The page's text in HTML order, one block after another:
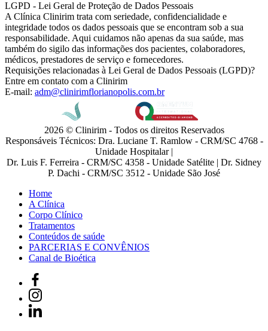
LGPD - Lei Geral de Proteção de Dados Pessoais
A Clínica Clinirim trata com seriedade, confidencialidade e
integridade todos os dados pessoais que se encontram sob a sua
responsabilidade. Aqui cuidamos não apenas da sua saúde, mas
também do sigilo das informações dos pacientes, colaboradores,
médicos, prestadores de serviço e fornecedores.
Requisições relacionadas à Lei Geral de Dados Pessoais (LGPD)?
Entre em contato com a Clinirim
E-mail: adm@clinirimflorianopolis.com.br
2026 © Clinirim - Todos os direitos Reservados
Responsáveis Técnicos: Dra. Luciane T. Ramlow - CRM/SC 4768 -
Unidade Hospitalar |
Dr. Luis F. Ferreira - CRM/SC 4358 - Unidade Satélite | Dr. Sidney
P. Dachi - CRM/SC 3512 - Unidade São José
Home
A Clínica
Corpo Clínico
Tratamentos
Conteúdos de saúde
PARCERIAS E CONVÊNIOS
Canal de Bioética